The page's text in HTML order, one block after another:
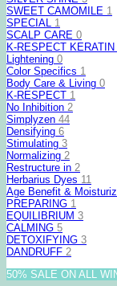
SWEET CAMOMILE 1
SPECIAL 1
SCALP CARE 0
K-RESPECT
Lightening 0
Color Specifics 1
Body Care & Living 0
K-RESPECT 1
No Inhibition 2
Simplyzen 44
Densifying 6
Stimulating 3
Normalizing 2
Restructure in 2
Herbarius Dyes 11
Age Benefit &
PREPARING 1
EQUILIBRIUM 3
CALMING 5
DETOXIFYING 3
DANDRUFF 2
50% SALE ON ALL